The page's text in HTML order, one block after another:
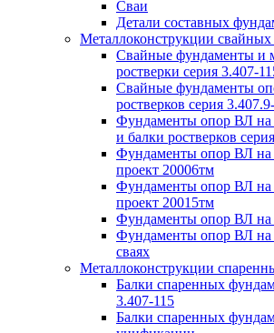
Сваи
Детали составных
Металлоконструкции
Свайные фундаменты и
ростверки серия 3.407-
Свайные фундаменты
ростверков серия
Фундаменты опор ВЛ на
и балки ростверков
Фундаменты опор ВЛ на
проект 20006тм
Фундаменты опор ВЛ на
проект 20015тм
Фундаменты опор ВЛ на
Фундаменты опор ВЛ на
сваях
Металлоконструкции
Балки спаренных
3.407-115
Балки спаренных